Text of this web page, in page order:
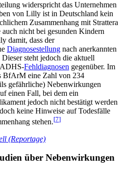
widerspricht das Unternehmen
von Lilly ist in Deutschland kein
Zusammenhang mit Strattera
nicht bei gesunden Kindern
damit, dass der
Diagnosestellung nach anerkannten
steht jedoch die aktuell
ADHS-Fehldiagnosen gegenüber. Im
BfArM eine Zahl von 234
gefährliche) Nebenwirkungen
einen Fall, bei dem ein
jedoch nicht bestätigt werden
keine Hinweise auf Todesfälle
stehen.[7]
(Reportage)
über Nebenwirkungen